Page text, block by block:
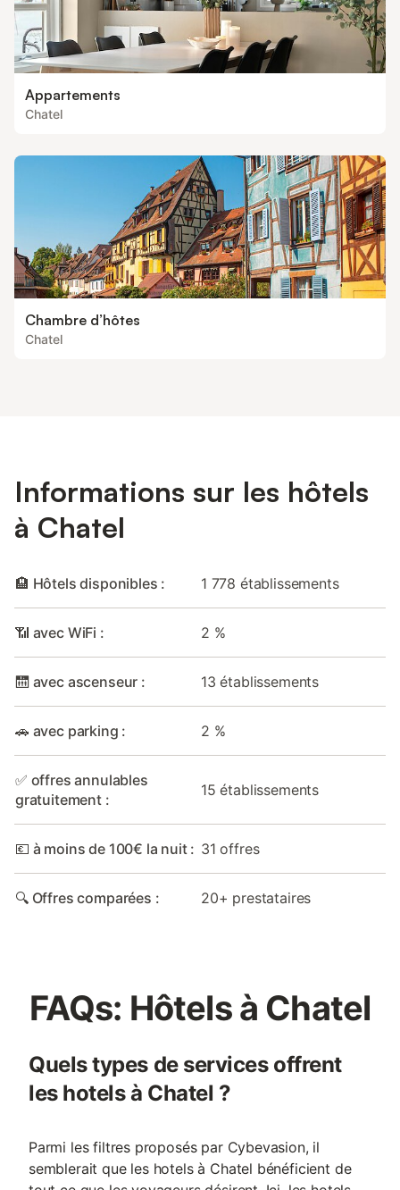
Appartements
Chatel
Chambre d’hôtes
Chatel
Informations sur les hôtels
à Chatel
🏨 Hôtels disponibles : 1 778 établissements
📶 avec WiFi : 2 %
🛗 avec ascenseur : 13 établissements
🚗 avec parking : 2 %
✅ offres annulables
gratuitement :
15 établissements
💶 à moins de 100€ la nuit : 31 offres
🔍 Offres comparées : 20+ prestataires
FAQs: Hôtels à Chatel
Quels types de services offrent
les hotels à Chatel ?
Parmi les filtres proposés par Cybevasion, il
semblerait que les hotels à Chatel bénéficient de